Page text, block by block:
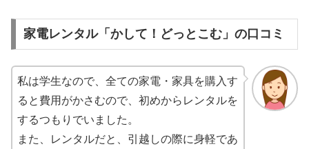
家電レンタル「かして！どっとこむ」の口コミ
私は学生なので、全ての家電・家具を購入す
ると費用がかさむので、初めからレンタルを
するつもりでいました。
また、レンタルだと、引越しの際に身軽であ